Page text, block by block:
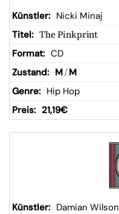
Nicki Minaj
The Pinkprint
CD
M/ M
Hip Hop
21,19€
Damian Wilson